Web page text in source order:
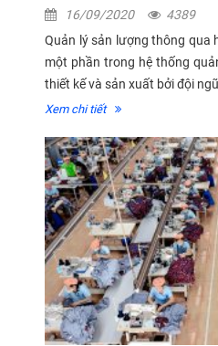
16/09/2020
4389
Quản lý sản lượng thông qua
một phần trong hệ thống
thiết kế và sản xuất bởi đội
Xem chi tiết